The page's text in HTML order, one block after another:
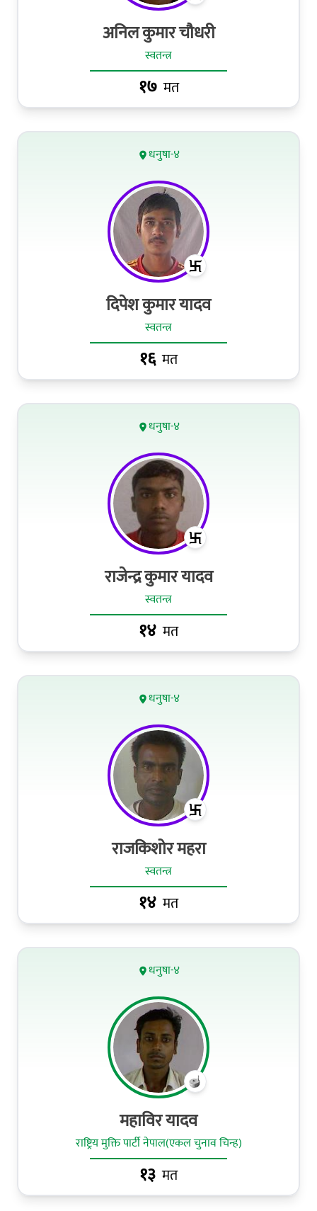
अनिल कुमार चौधरी
स्वतन्त्र
१७ मत
धनुषा-४
दिपेश कुमार यादव
स्वतन्त्र
१६ मत
धनुषा-४
राजेन्द्र कुमार यादव
स्वतन्त्र
१४ मत
धनुषा-४
राजकिशोर महरा
स्वतन्त्र
१४ मत
धनुषा-४
महाविर यादव
राष्ट्रिय मुक्ति पार्टी नेपाल(एकल चुनाव चिन्ह)
१३ मत